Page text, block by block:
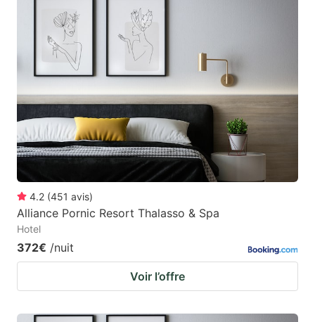
4.2 (451 avis)
Alliance Pornic Resort Thalasso & Spa
Hotel
372€ /nuit
Voir l’offre